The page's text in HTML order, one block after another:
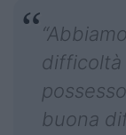
difficoltà
buona